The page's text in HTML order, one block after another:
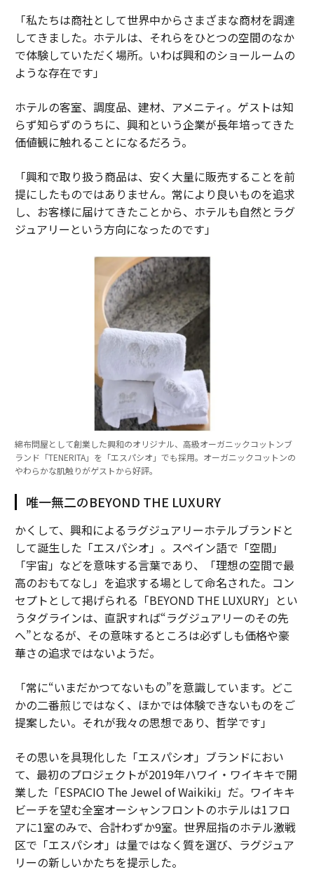
「私たちは商社として世界中からさまざまな商材を調達
してきました。ホテルは、それらをひとつの空間のなか
で体験していただく場所。いわば興和のショールームの
ような存在です」
ホテルの客室、調度品、建材、アメニティ。ゲストは知
らず知らずのうちに、興和という企業が長年培ってきた
価値観に触れることになるだろう。
「興和で取り扱う商品は、安く大量に販売することを前
提にしたものではありません。常により良いものを追求
し、お客様に届けてきたことから、ホテルも自然とラグ
ジュアリーという方向になったのです」
綿布問屋として創業した興和のオリジナル、高級オーガニックコットンブ
ランド「TENERITA」を「エスパシオ」でも採用。オーガニックコットンの
やわらかな肌触りがゲストから好評。
唯一無二のBEYOND THE LUXURY
かくして、興和によるラグジュアリーホテルブランドと
して誕生した「エスパシオ」。スペイン語で「空間」
「宇宙」などを意味する言葉であり、「理想の空間で最
高のおもてなし」を追求する場として命名された。コン
セプトとして掲げられる「BEYOND THE LUXURY」とい
うタグラインは、直訳すれば“ラグジュアリーのその先
へ”となるが、その意味するところは必ずしも価格や豪
華さの追求ではないようだ。
「常に“いまだかつてないもの”を意識しています。どこ
かの二番煎じではなく、ほかでは体験できないものをご
提案したい。それが我々の思想であり、哲学です」
その思いを具現化した「エスパシオ」ブランドにおい
て、最初のプロジェクトが2019年ハワイ・ワイキキで開
業した「ESPACIO The Jewel of Waikiki」だ。ワイキキ
ビーチを望む全室オーシャンフロントのホテルは1フロ
アに1室のみで、合計わずか9室。世界屈指のホテル激戦
区で「エスパシオ」は量ではなく質を選び、ラグジュア
リーの新しいかたちを提示した。